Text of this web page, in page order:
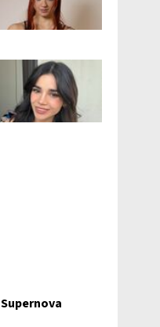
Supernova